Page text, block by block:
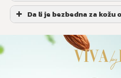
Da li je bezbedna za kožu